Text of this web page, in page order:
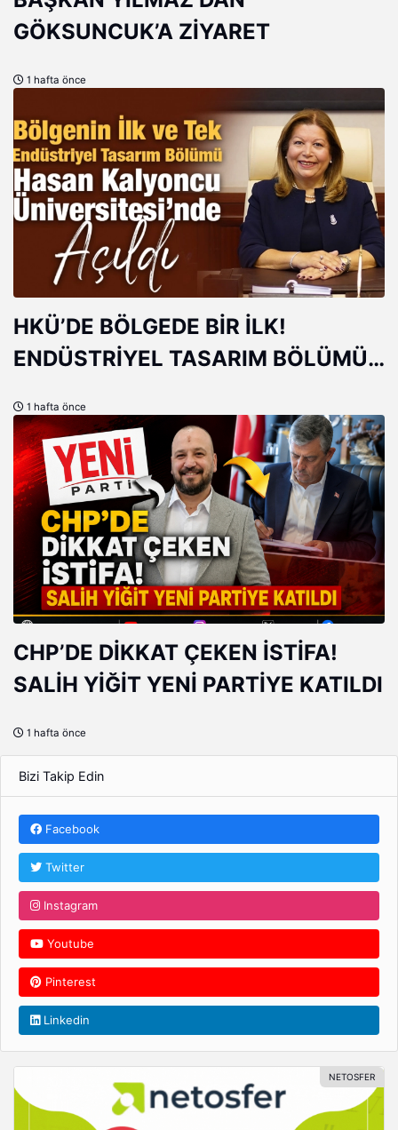
GÖKSUNCUK’A ZİYARET
1 hafta önce
HKÜ’DE BÖLGEDE BİR İLK!
ENDÜSTRİYEL TASARIM BÖLÜMÜ
1 hafta önce
CHP’DE DİKKAT ÇEKEN İSTİFA!
SALİH YİĞİT YENİ PARTİYE KATILDI
1 hafta önce
Bizi Takip Edin
Facebook
Twitter
Instagram
Youtube
Pinterest
Linkedin